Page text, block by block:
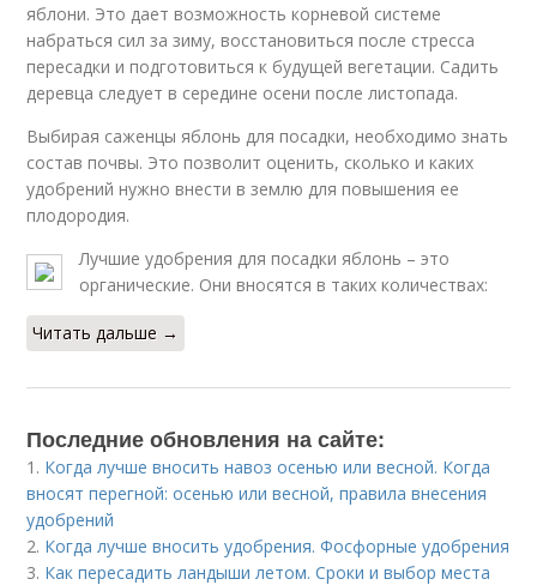
яблони. Это дает возможность корневой системе
набраться сил за зиму, восстановиться после стресса
пересадки и подготовиться к будущей вегетации. Садить
деревца следует в середине осени после листопада.
Выбирая саженцы яблонь для посадки, необходимо знать
состав почвы. Это позволит оценить, сколько и каких
удобрений нужно внести в землю для повышения ее
плодородия.
Лучшие удобрения для посадки яблонь – это
органические. Они вносятся в таких количествах:
Читать дальше →
Последние обновления на сайте:
1. Когда лучше вносить навоз осенью или весной. Когда
вносят перегной: осенью или весной, правила внесения
удобрений
2. Когда лучше вносить удобрения. Фосфорные удобрения
3. Как пересадить ландыши летом. Сроки и выбор места